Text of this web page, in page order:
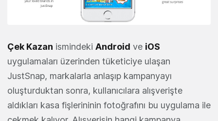
Çek Kazan ismindeki Android ve iOS
uygulamaları üzerinden tüketiciye ulaşan
JustSnap, markalarla anlaşıp kampanyayı
oluşturduktan sonra, kullanıcılara alışverişte
aldıkları kasa fişlerininin fotoğrafını bu uygulama ile